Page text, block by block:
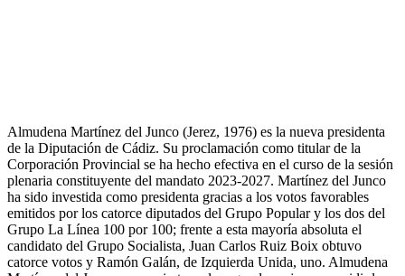
Almudena Martínez del Junco (Jerez, 1976) es la nueva presidenta
de la Diputación de Cádiz. Su proclamación como titular de la
Corporación Provincial se ha hecho efectiva en el curso de la sesión
plenaria constituyente del mandato 2023-2027. Martínez del Junco
ha sido investida como presidenta gracias a los votos favorables
emitidos por los catorce diputados del Grupo Popular y los dos del
Grupo La Línea 100 por 100; frente a esta mayoría absoluta el
candidato del Grupo Socialista, Juan Carlos Ruiz Boix obtuvo
catorce votos y Ramón Galán, de Izquierda Unida, uno. Almudena